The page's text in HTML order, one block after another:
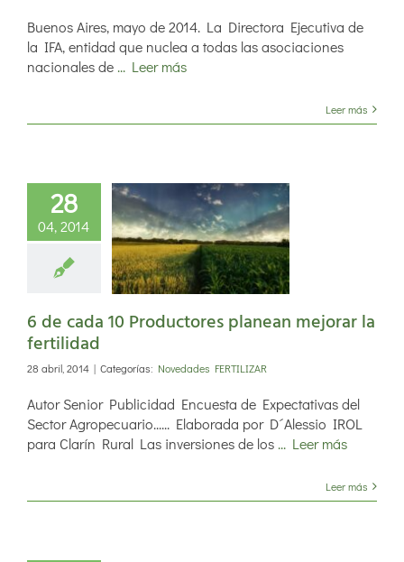
Buenos Aires, mayo de 2014. La Directora Ejecutiva de
la IFA, entidad que nuclea a todas las asociaciones
nacionales de... Leer más
Leer más
28
04, 2014
cada 10
mejorar
6 de cada 10 Productores planean mejorar la
fertilidad
28 abril, 2014 | Categorías: Novedades FERTILIZAR
Autor Senior Publicidad Encuesta de Expectativas del
Sector Agropecuario...... Elaborada por D´Alessio IROL
para Clarín Rural Las inversiones de los... Leer más
Leer más